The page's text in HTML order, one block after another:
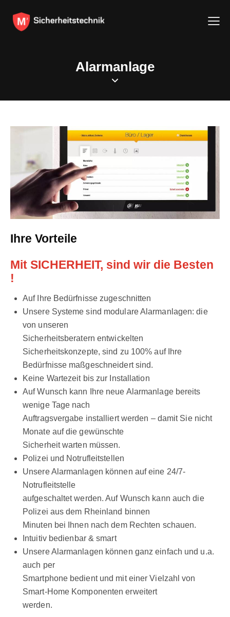
Alarmanlage
Ihre Vorteile
Mit SICHERHEIT, sind wir die Besten
!
Auf Ihre Bedürfnisse zugeschnitten
Unsere Systeme sind modulare Alarmanlagen: die
von unseren
Sicherheitsberatern entwickelten
Sicherheitskonzepte, sind zu 100% auf Ihre
Bedürfnisse maßgeschneidert sind.
Keine Wartezeit bis zur Installation
Auf Wunsch kann Ihre neue Alarmanlage bereits
wenige Tage nach
Auftragsvergabe installiert werden – damit Sie nicht
Monate auf die gewünschte
Sicherheit warten müssen.
Polizei und Notrufleitstellen
Unsere Alarmanlagen können auf eine 24/7-
Notrufleitstelle
aufgeschaltet werden. Auf Wunsch kann auch die
Polizei aus dem Rheinland binnen
Minuten bei Ihnen nach dem Rechten schauen.
Intuitiv bedienbar & smart
Unsere Alarmanlagen können ganz einfach und u.a.
auch per
Smartphone bedient und mit einer Vielzahl von
Smart-Home Komponenten erweitert
werden.